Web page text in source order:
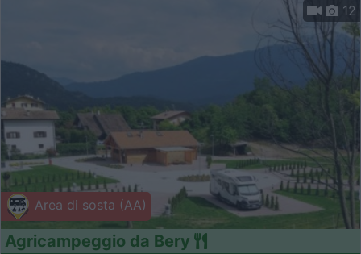
Area di sosta (AA)
12
Agricampeggio da Bery